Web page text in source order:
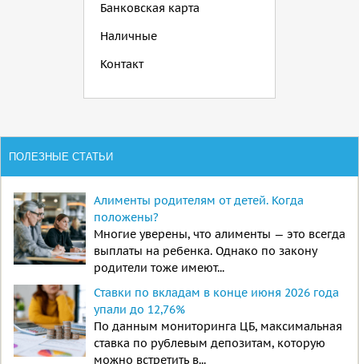
Банковская карта
Наличные
Контакт
ПОЛЕЗНЫЕ СТАТЬИ
Алименты родителям от детей. Когда
положены?
Многие уверены, что алименты — это всегда
выплаты на ребенка. Однако по закону
родители тоже имеют...
Ставки по вкладам в конце июня 2026 года
упали до 12,76%
По данным мониторинга ЦБ, максимальная
ставка по рублевым депозитам, которую
можно встретить в...